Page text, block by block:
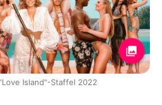
Island"-Staffel 2022